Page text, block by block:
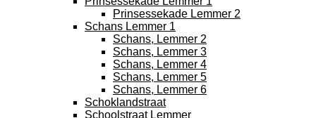
Prinsessekade Lemmer 2
Schans Lemmer 1
Schans, Lemmer 2
Schans, Lemmer 3
Schans, Lemmer 4
Schans, Lemmer 5
Schans, Lemmer 6
Schoklandstraat
Schoolstraat Lemmer